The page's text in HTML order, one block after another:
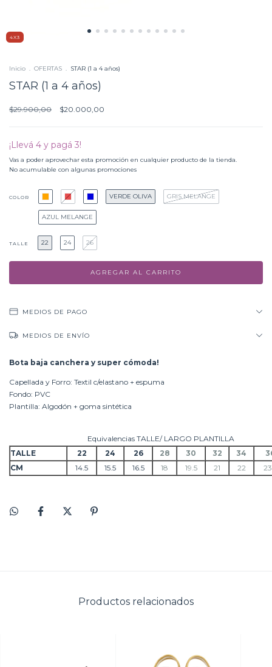
4X3
Inicio . OFERTAS . STAR (1 a 4 años)
STAR (1 a 4 años)
$29.900,00 $20.000,00
¡Llevá 4 y pagá 3!
Vas a poder aprovechar esta promoción en cualquier producto de la tienda.
No acumulable con algunas promociones
COLOR VERDE OLIVA GRIS MELANGE
AZUL MELANGE
TALLE 22 24 26
MEDIOS DE PAGO
MEDIOS DE ENVÍO
Bota baja canchera y super cómoda!
Capellada y Forro: Textil c/elastano + espuma
Fondo: PVC
Plantilla: Algodón + goma sintética
Equivalencias TALLE/ LARGO PLANTILLA
TALLE
22 24 26 28 30 32 34
CM
14.5 15.5 16.5 18 19.5 21 22
Productos relacionados